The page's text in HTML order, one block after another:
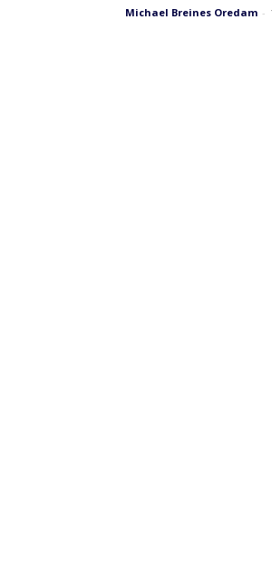
Michael Breines Oredam -